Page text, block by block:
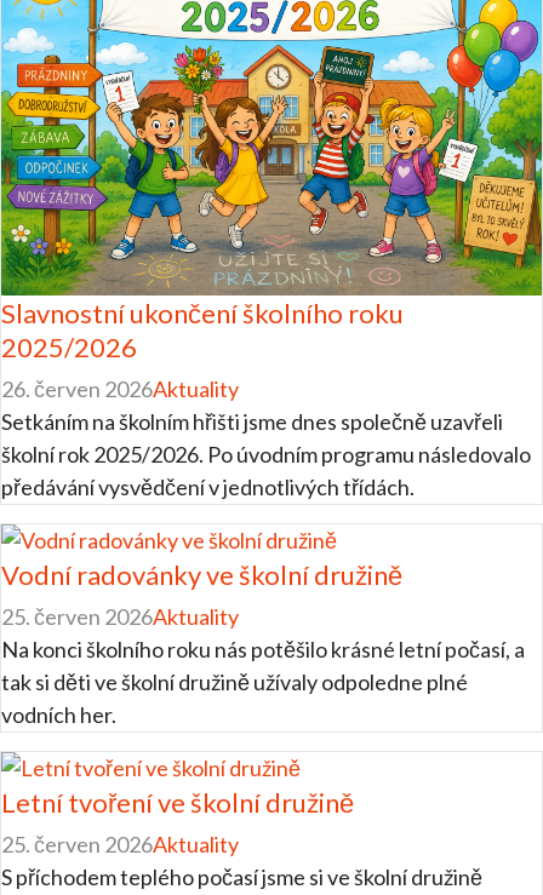
Slavnostní ukončení školního roku
2025/2026
26. červen 2026Aktuality
Setkáním na školním hřišti jsme dnes společně uzavřeli
školní rok 2025/2026. Po úvodním programu následovalo
předávání vysvědčení v jednotlivých třídách.
Vodní radovánky ve školní družině
25. červen 2026Aktuality
Na konci školního roku nás potěšilo krásné letní počasí, a
tak si děti ve školní družině užívaly odpoledne plné
vodních her.
Letní tvoření ve školní družině
25. červen 2026Aktuality
S příchodem teplého počasí jsme si ve školní družině